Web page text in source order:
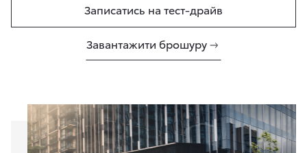
Записатись на тест-драйв
Завантажити брошуру